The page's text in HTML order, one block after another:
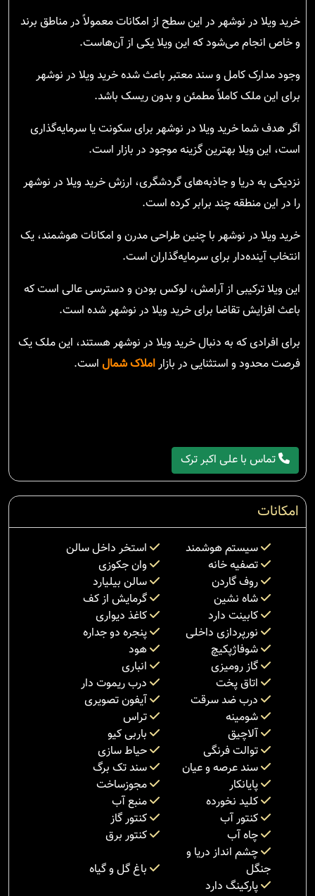
خرید ویلا در نوشهر در این سطح از امکانات معمولاً در مناطق برند
و خاص انجام می‌شود که این ویلا یکی از آن‌هاست.
وجود مدارک کامل و سند معتبر باعث شده خرید ویلا در نوشهر
برای این ملک کاملاً مطمئن و بدون ریسک باشد.
اگر هدف شما خرید ویلا در نوشهر برای سکونت یا سرمایه‌گذاری
است، این ویلا بهترین گزینه موجود در بازار است.
نزدیکی به دریا و جاذبه‌های گردشگری، ارزش خرید ویلا در نوشهر
را در این منطقه چند برابر کرده است.
خرید ویلا در نوشهر با چنین طراحی مدرن و امکانات هوشمند، یک
انتخاب آینده‌دار برای سرمایه‌گذاران است.
این ویلا ترکیبی از آرامش، لوکس بودن و دسترسی عالی است که
باعث افزایش تقاضا برای خرید ویلا در نوشهر شده است.
برای افرادی که به دنبال خرید ویلا در نوشهر هستند، این ملک یک
فرصت محدود و استثنایی در بازاراملاک شمال است.
تماس با علی اکبر ترک
امکانات
سیستم هوشمند
استخر داخل سالن
تصفیه خانه
وان جکوزی
روف گاردن
سالن بیلیارد
شاه نشین
گرمایش از کف
کابینت دارد
کاغذ دیواری
نورپردازی داخلی
پنجره دو جداره
شوفاژپکیچ
هود
گاز رومیزی
انباری
اتاق پخت
درب ریموت دار
درب ضد سرقت
آیفون تصویری
شومینه
تراس
آلاچیق
باربی کیو
توالت فرنگی
حیاط سازی
سند عرصه و عیان
سند تک برگ
پایانکار
مجوزساخت
کلید نخورده
منبع آب
کنتور آب
کنتور گاز
چاه آب
کنتور برق
چشم انداز دریا و
جنگل
باغ گل و گیاه
پارکینگ دارد